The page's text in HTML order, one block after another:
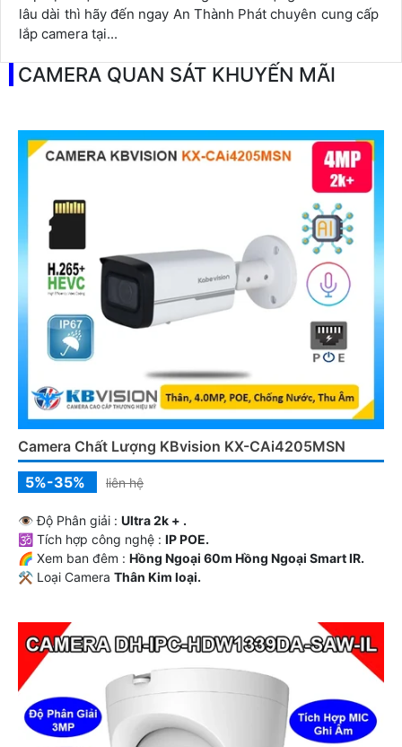
lâu dài thì hãy đến ngay An Thành Phát chuyên cung cấp
lắp camera tại...
CAMERA QUAN SÁT KHUYẾN MÃI
Camera Chất Lượng KBvision KX-CAi4205MSN
5%-35%
liên hệ
👁 Độ Phân giải : Ultra 2k + .
🕉️ Tích hợp công nghệ : IP POE.
🌈 Xem ban đêm : Hồng Ngoại 60m Hồng Ngoại Smart IR.
⚒ Loại Camera Thân Kim loại.